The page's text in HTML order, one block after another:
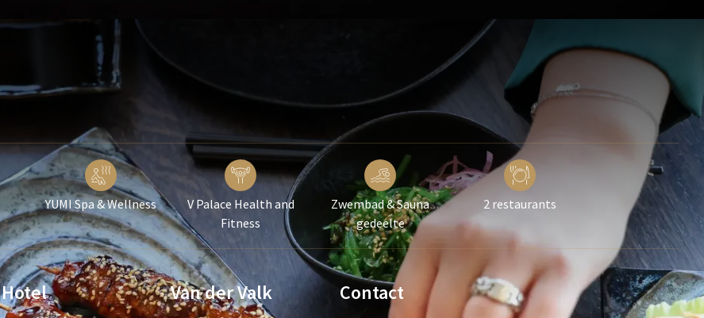
YUMI Spa & Wellness
V Palace Health and
Fitness
Zwembad & Sauna
gedeelte
2 restaurants
Hotel Van der Valk Contact